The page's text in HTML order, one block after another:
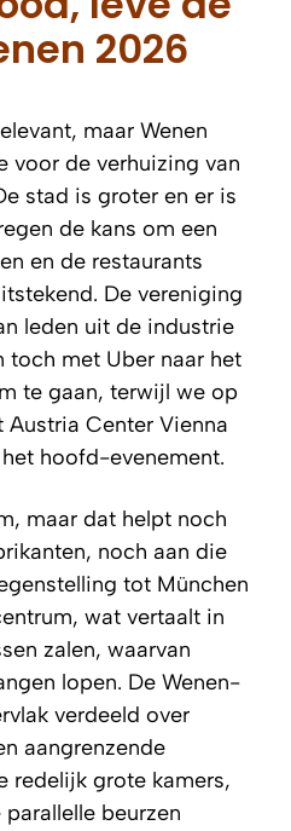
2026
maar Wenen
voor de verhuizing van
stad is groter en er is
de kans om een
en de restaurants
De vereniging
leden uit de industrie
toch met Uber naar het
te gaan, terwijl we op
Center Vienna
hoofd-evenement.
maar dat helpt noch
noch aan die
tot München
wat vertaalt in
zalen, waarvan
lopen. De Wenen-
verdeeld over
aangrenzende
redelijk grote kamers,
beurzen